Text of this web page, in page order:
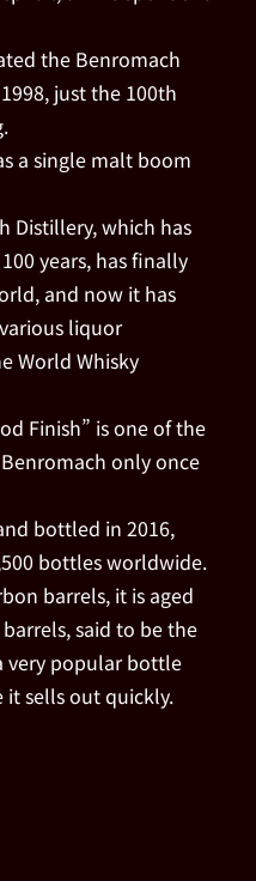
the Benromach
just the 100th
a single malt boom
Distillery, which has
years, has finally
and now it has
liquor
World Whisky
Finish” is one of the
only once
bottled in 2016,
bottles worldwide.
barrels, it is aged
said to be the
very popular bottle
it sells out quickly.